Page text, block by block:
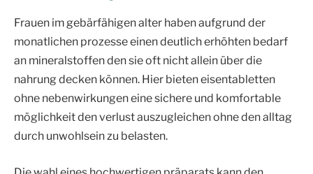
Frauen im gebärfähigen alter haben aufgrund der
monatlichen prozesse einen deutlich erhöhten bedarf
an mineralstoffen den sie oft nicht allein über die
nahrung decken können. Hier bieten eisentabletten
ohne nebenwirkungen eine sichere und komfortable
möglichkeit den verlust auszugleichen ohne den alltag
durch unwohlsein zu belasten.